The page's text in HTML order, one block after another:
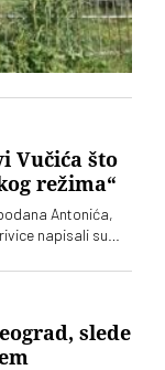
Vučića što
režima“
Antonića,
napisali su
slede